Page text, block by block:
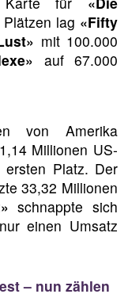
lag «Fifty
mit 100.000
auf 67.000
von Amerika
Millionen US-
Platz. Der
33,32 Millionen
schnappte sich
einen Umsatz
– nun zählen